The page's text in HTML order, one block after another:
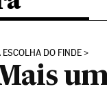
ESCOLHA DO FINDE